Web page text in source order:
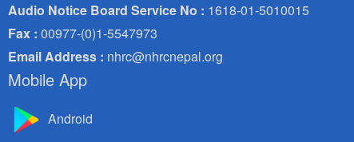
Audio Notice Board Service No : 1618-01-5010015
Fax : 00977-(0)1-5547973
Email Address : nhrc@nhrcnepal.org
Mobile App
Android